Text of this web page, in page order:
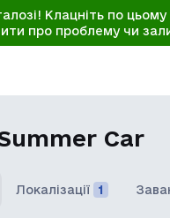
Клацніть по
про проблему чи
Car
Локалізації 1